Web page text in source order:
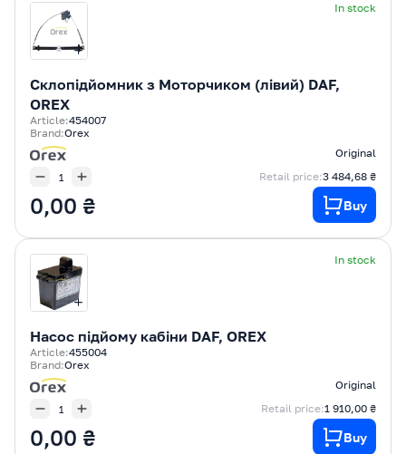
In stock
Склопідйомник з Моторчиком (лівий) DAF,
OREX
Article:454007
Brand:Orex
Original
Retail price:3 484,68 ₴
0,00 ₴ Buy
In stock
Насос підйому кабіни DAF, OREX
Article:455004
Brand:Orex
Original
Retail price:1 910,00 ₴
0,00 ₴ Buy